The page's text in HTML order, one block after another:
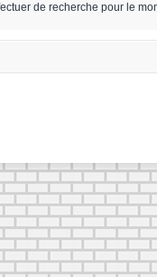
de recherche pour le